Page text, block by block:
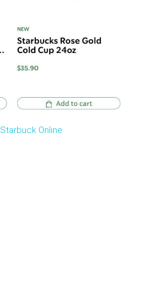
Starbuck Online